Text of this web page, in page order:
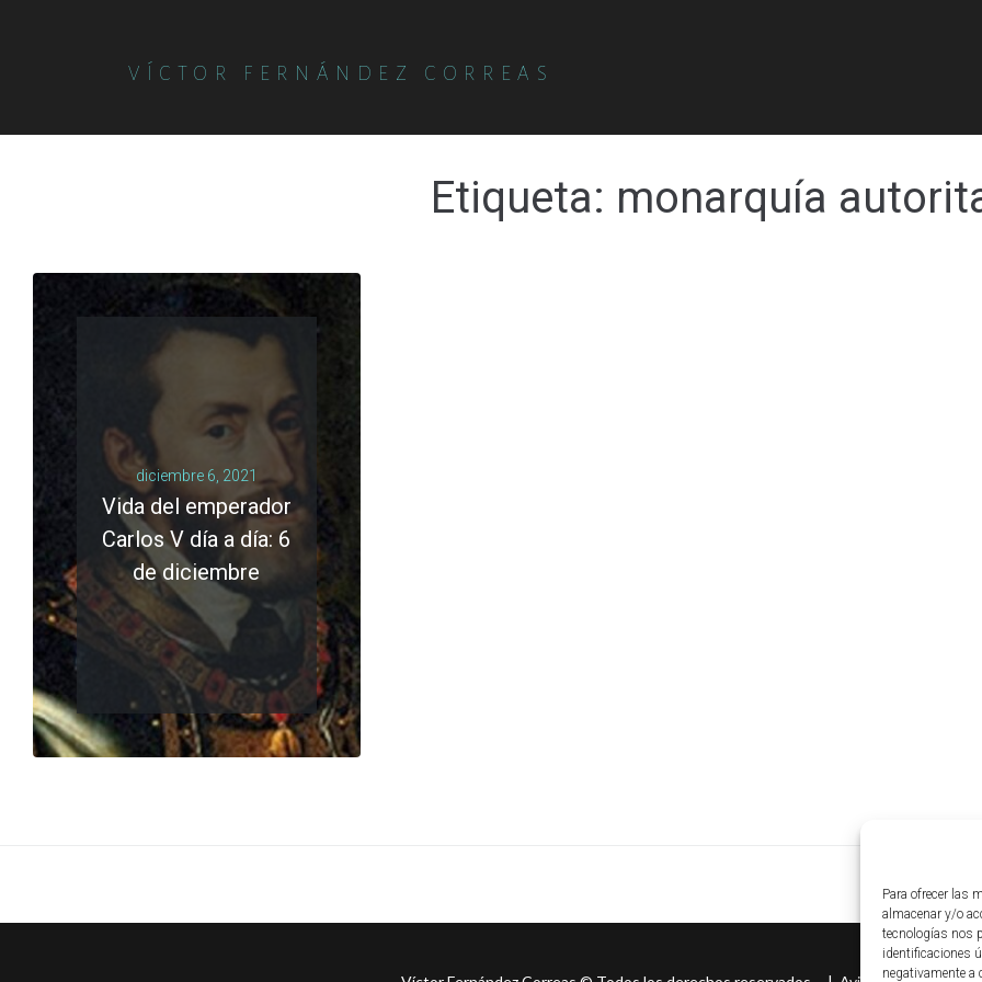
Para ofrecer las
almacenar y/o
tecnologías nos
identificaciones
negativamente
VÍCTOR FERNÁNDEZ CORREAS
Etiqueta: monarquía
diciembre 6, 2021
Vida del emperador
Carlos V día a día: 6
de diciembre
LEER MÁS
0 comments